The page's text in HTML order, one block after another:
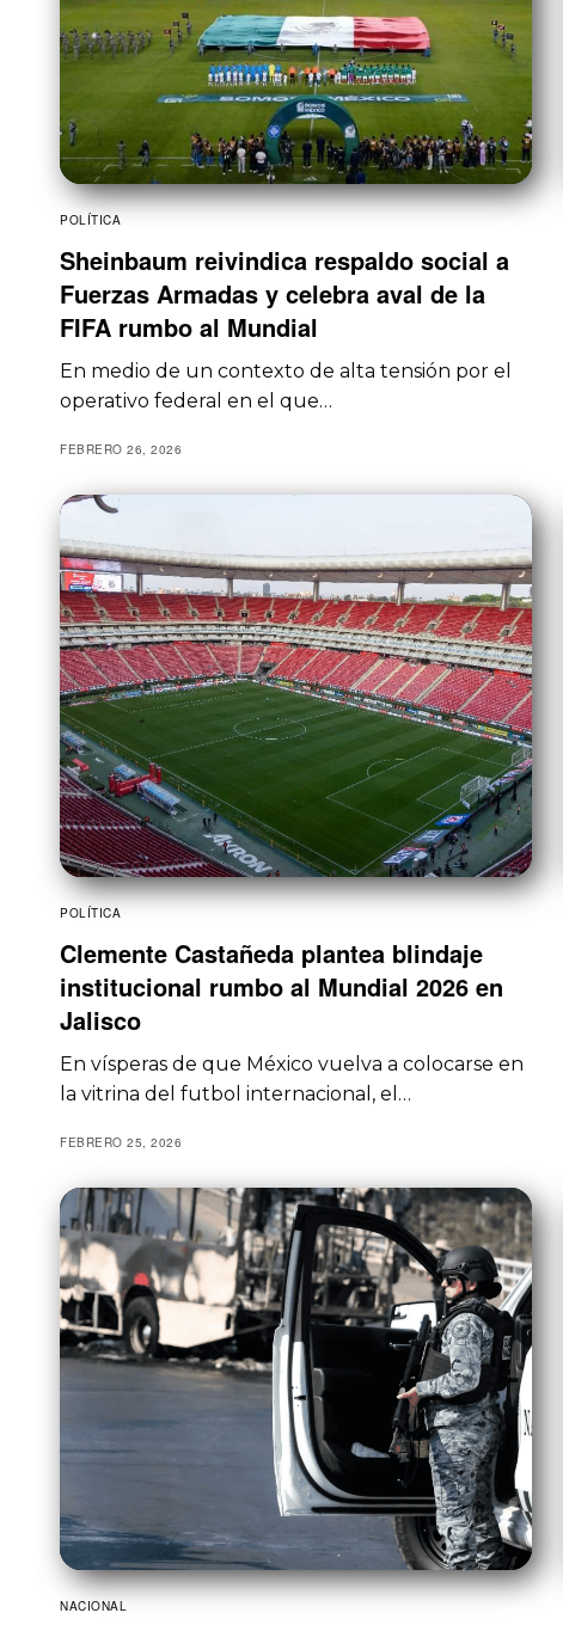
POLÍTICA
Sheinbaum reivindica respaldo social a
Fuerzas Armadas y celebra aval de la
FIFA rumbo al Mundial
En medio de un contexto de alta tensión por el
operativo federal en el que…
FEBRERO 26, 2026
POLÍTICA
Clemente Castañeda plantea blindaje
institucional rumbo al Mundial 2026 en
Jalisco
En vísperas de que México vuelva a colocarse en
la vitrina del futbol internacional, el…
FEBRERO 25, 2026
NACIONAL